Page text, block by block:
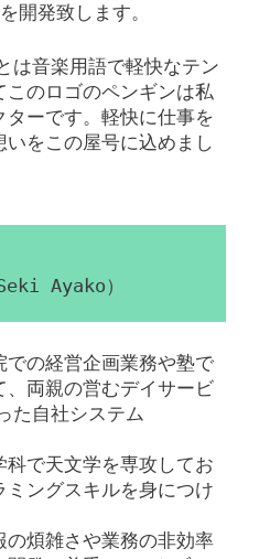
開発致します。
音楽用語で軽快なテン
のロゴのペンギンは私
ーです。軽快に仕事を
をこの屋号に込めまし
Ayako）
での経営企画業務や塾で
両親の営むデイサービ
自社システム
で天文学を専攻してお
ミングスキルを身につけ
の煩雑さや業務の非効率